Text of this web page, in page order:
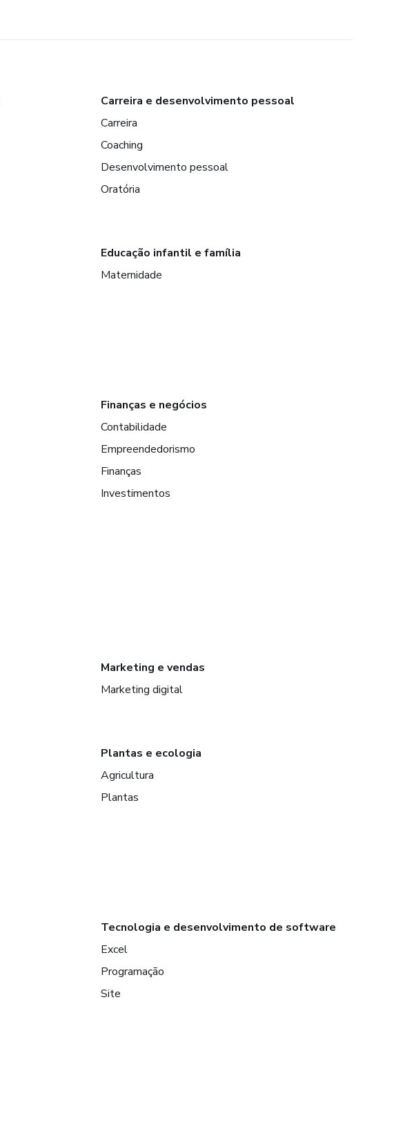
Carreira e desenvolvimento pessoal
Carreira
Coaching
Desenvolvimento pessoal
Oratória
Educação infantil e família
Maternidade
Finanças e negócios
Contabilidade
Empreendedorismo
Finanças
Investimentos
Marketing e vendas
Marketing digital
Plantas e ecologia
Agricultura
Plantas
Tecnologia e desenvolvimento de software
Excel
Programação
Site